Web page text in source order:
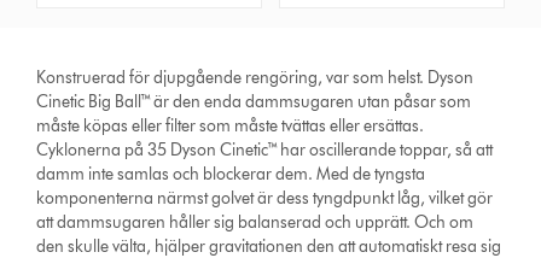
Konstruerad för djupgående rengöring, var som helst. Dyson
Cinetic Big Ball™ är den enda dammsugaren utan påsar som
måste köpas eller filter som måste tvättas eller ersättas.
Cyklonerna på 35 Dyson Cinetic™ har oscillerande toppar, så att
damm inte samlas och blockerar dem. Med de tyngsta
komponenterna närmst golvet är dess tyngdpunkt låg, vilket gör
att dammsugaren håller sig balanserad och upprätt. Och om
den skulle välta, hjälper gravitationen den att automatiskt resa sig